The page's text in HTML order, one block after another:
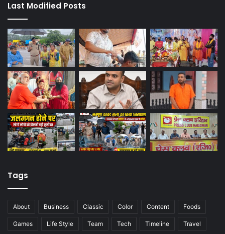
Last Modified Posts
Tags
About Business Classic Color Content Foods
Games Life Style Team Tech Timeline Travel